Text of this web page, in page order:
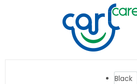
Black